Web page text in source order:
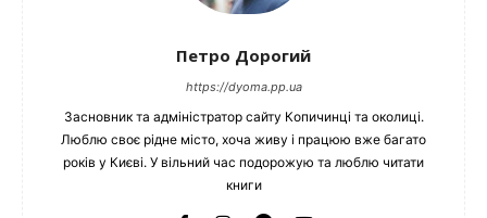
Петро Дорогий
https://dyoma.pp.ua
Засновник та адміністратор сайту Копичинці та околиці.
Люблю своє рідне місто, хоча живу і працюю вже багато
років у Києві. У вільний час подорожую та люблю читати
книги